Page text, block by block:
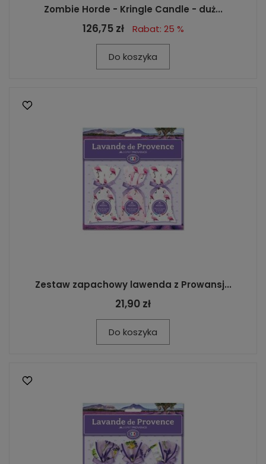
Zombie Horde - Kringle Candle - duż...
126,75 zł Rabat: 25 %
Do koszyka
Zestaw zapachowy lawenda z Prowansj...
21,90 zł
Do koszyka